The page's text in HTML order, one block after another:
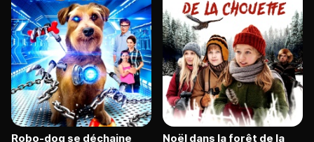
Robo-dog se déchaine
Noël dans la forêt de la